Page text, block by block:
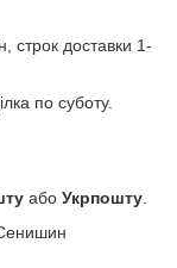
строк доставки 1-
по суботу.
або Укрпошту